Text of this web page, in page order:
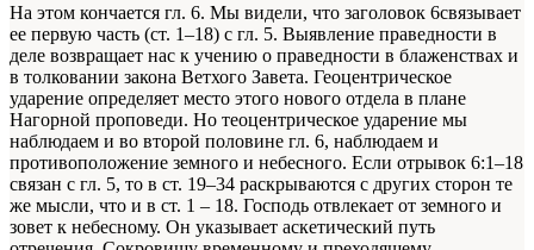
На этом кончается гл. 6. Мы видели, что заголовок 6связывает
ее первую часть (ст. 1–18) с гл. 5. Выявление праведности в
деле возвращает нас к учению о праведности в блаженствах и
в толковании закона Ветхого Завета. Геоцентрическое
ударение определяет место этого нового отдела в плане
Нагорной проповеди. Но теоцентрическое ударение мы
наблюдаем и во второй половине гл. 6, наблюдаем и
противоположение земного и небесного. Если отрывок 6:1–18
связан с гл. 5, то в ст. 19–34 раскрываются с других сторон те
же мысли, что и в ст. 1 – 18. Господь отвлекает от земного и
зовет к небесному. Он указывает аскетический путь